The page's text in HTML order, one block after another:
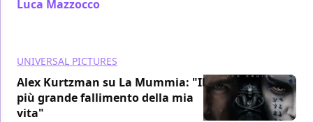
Luca Mazzocco
UNIVERSAL PICTURES
Alex Kurtzman su La Mummia: "Il
più grande fallimento della mia
vita"